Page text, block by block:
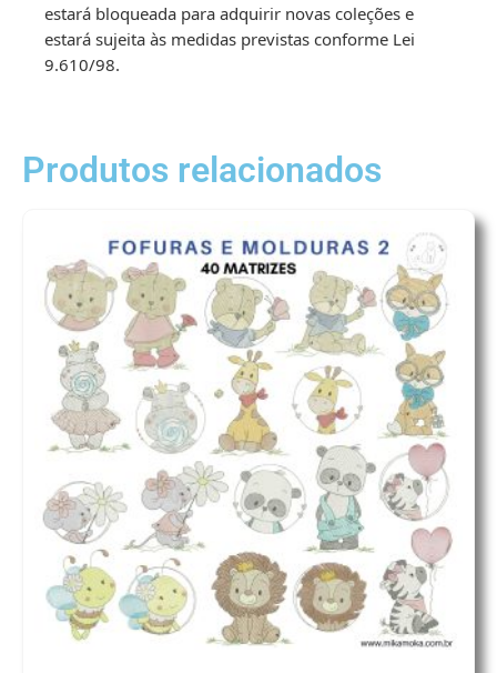
estará bloqueada para adquirir novas coleções e
estará sujeita às medidas previstas conforme Lei
9.610/98.
Produtos relacionados